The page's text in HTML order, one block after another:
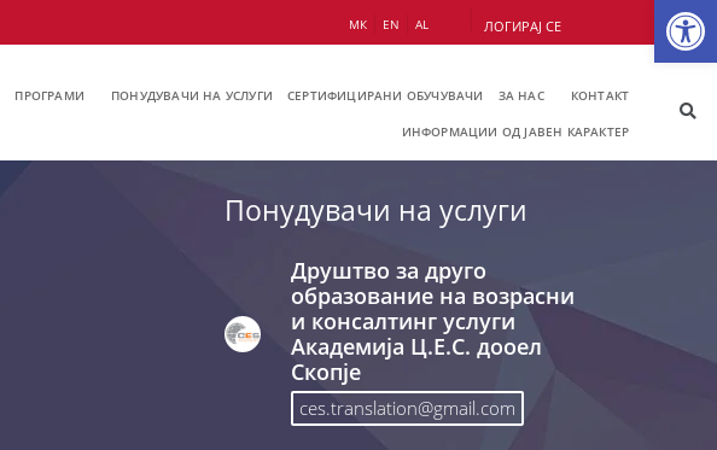
МК EN AL ЛОГИРАЈ СЕ
ПРОГРАМИ ПОНУДУВАЧИ НА УСЛУГИ СЕРТИФИЦИРАНИ ОБУЧУВАЧИ ЗА НАС КОНТАКТ
ИНФОРМАЦИИ ОД ЈАВЕН КАРАКТЕР
Понудувачи на услуги
Друштво за друго
образование на возрасни
и консалтинг услуги
Академија Ц.Е.С. дооел
Скопје
ces.translation@gmail.com